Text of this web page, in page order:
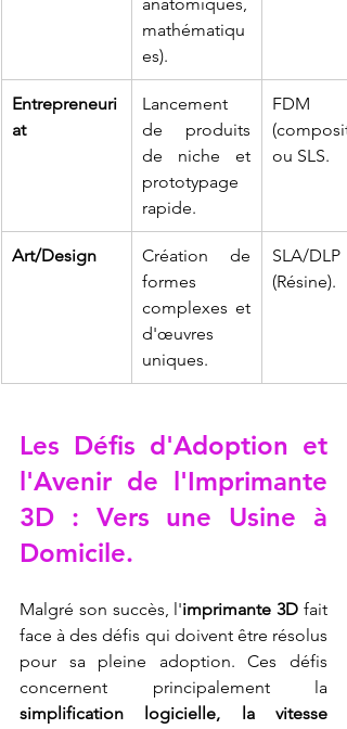
mathématiqu
es).
Entrepreneuri
at
Lancement
de produits
de niche et
prototypage
rapide.
FDM
ou SLS.
Art/Design
Création de
formes
complexes et
d'œuvres
uniques.
SLA/DLP
(Résine).
Les Défis d'Adoption et
l'Avenir de l'Imprimante
3D : Vers une Usine à
Domicile.
Malgré son succès, l'imprimante 3D fait
face à des défis qui doivent être résolus
pour sa pleine adoption. Ces défis
simplification logicielle, la vitesse